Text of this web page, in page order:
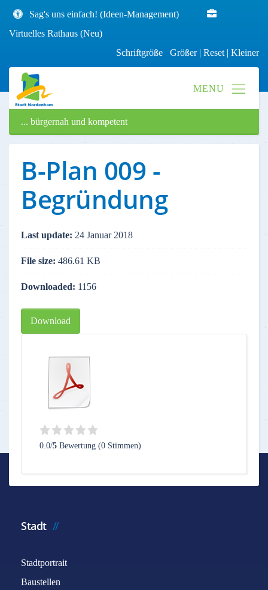
Sag's uns einfach! (Ideen-Management)
Virtuelles Rathaus (Neu)
Schriftgröße Größer| Reset | Kleiner
... bürgernah und kompetent
B-Plan 009 -
Begründung
Last update: 24 Januar 2018
File size: 486.61 KB
Downloaded: 1156
Download
0.0/5 Bewertung (0 Stimmen)
Stadt
Stadtportrait
Baustellen